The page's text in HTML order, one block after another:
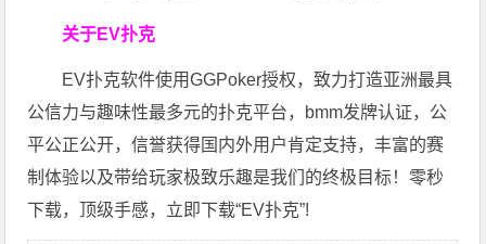
关于EV扑克
EV扑克软件使用GGPoker授权，致力打造亚洲最具
公信力与趣味性最多元的扑克平台，bmm发牌认证，公
平公正公开，信誉获得国内外用户肯定支持，丰富的赛
制体验以及带给玩家极致乐趣是我们的终极目标！零秒
下载，顶级手感，立即下载“EV扑克”!